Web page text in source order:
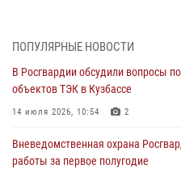
07 августа 2026, 05:32
С 1 сентября 2026 года вступает
частной охранной деятельности
06 августа 2026, 10:19
Росгвардейцы задержали
ножевого ранения кемеровчанину
ПОПУЛЯРНЫЕ НОВОСТИ
В Росгвардии обсудили вопросы
объектов ТЭК в Кузбассе
14 июля 2026, 10:54 2
Вневедомственная охрана
работы за первое полугодие